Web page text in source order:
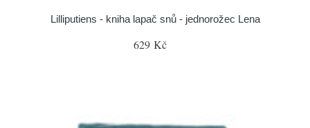
Lilliputiens - kniha lapač snů - jednorožec Lena
629 Kč